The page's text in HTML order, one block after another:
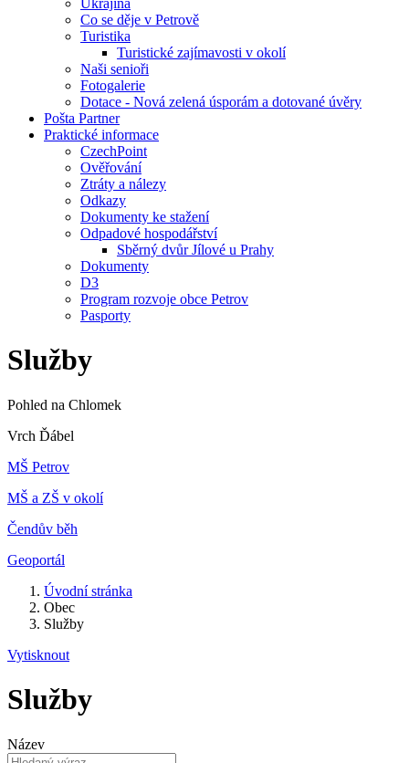
Ukrajina
Co se děje v Petrově
Turistika
Turistické zajímavosti v okolí
Naši senioři
Fotogalerie
Dotace - Nová zelená úsporám a dotované úvěry
Pošta Partner
Praktické informace
CzechPoint
Ověřování
Ztráty a nálezy
Odkazy
Dokumenty ke stažení
Odpadové hospodářství
Sběrný dvůr Jílové u Prahy
Dokumenty
D3
Program rozvoje obce Petrov
Pasporty
Služby
Pohled na Chlomek
Vrch Ďábel
MŠ Petrov
MŠ a ZŠ v okolí
Čendův běh
Geoportál
Úvodní stránka
Obec
Služby
Vytisknout
Služby
Název